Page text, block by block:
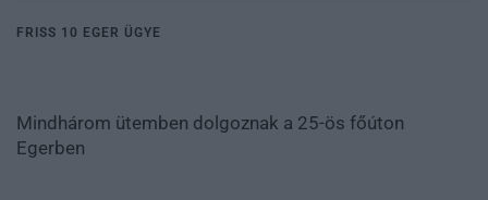
FRISS 10 EGER ÜGYE
Mindhárom ütemben dolgoznak a 25-ös főúton
Egerben